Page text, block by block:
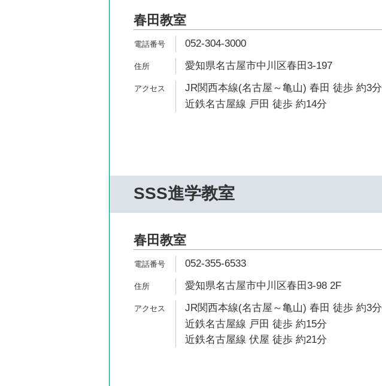
春田教室
052-304-3000
愛知県名古屋市中川区春田3-197
JR関西本線(名古屋～亀山) 春田 徒歩 約3分
近鉄名古屋線 戸田 徒歩 約14分
SSS進学教室
春田教室
052-355-6533
愛知県名古屋市中川区春田3-98 2F
JR関西本線(名古屋～亀山) 春田 徒歩 約3分
近鉄名古屋線 戸田 徒歩 約15分
近鉄名古屋線 伏屋 徒歩 約21分